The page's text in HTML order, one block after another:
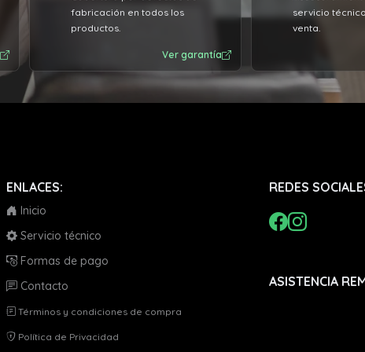
fabricación en todos los
productos.
Ver garantía
servicio
venta.
ENLACES:
Inicio
Servicio técnico
Formas de pago
Contacto
Términos y condiciones de compra
Política de Privacidad
REDES
ASISTENCIA